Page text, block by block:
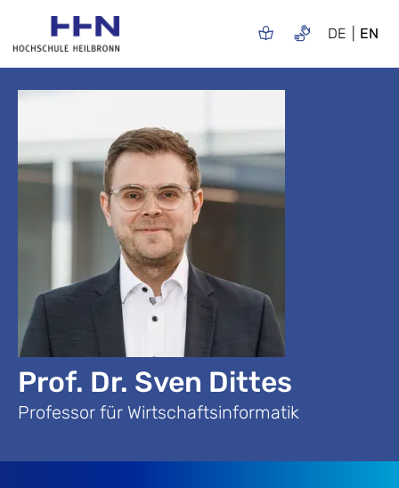
DE EN
Prof. Dr. Sven Dittes
Professor für Wirtschaftsinformatik